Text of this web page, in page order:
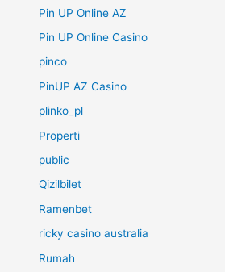
Pin UP Online AZ
Pin UP Online Casino
pinco
PinUP AZ Casino
plinko_pl
Properti
public
Qizilbilet
Ramenbet
ricky casino australia
Rumah